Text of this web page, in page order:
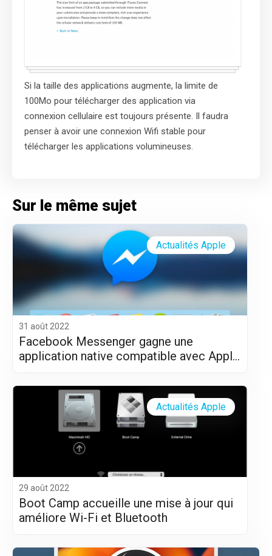
Si la taille des applications augmente, la limite de
100Mo pour télécharger des application via
connexion cellulaire est toujours présente. Il faudra
penser à avoir une connexion Wifi stable pour
télécharger les applications volumineuses.
Sur le même sujet
31 août 2022
Facebook Messenger gagne une
application native compatible avec Apple
Actualités Apple
29 août 2022
Boot Camp accueille une mise à jour qui
améliore Wi-Fi et Bluetooth
Actualités Apple